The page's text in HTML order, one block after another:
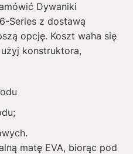
Dywaniki
Series z dostawą
opcję. Koszt waha się
konstruktora,
matę EVA, biorąc pod